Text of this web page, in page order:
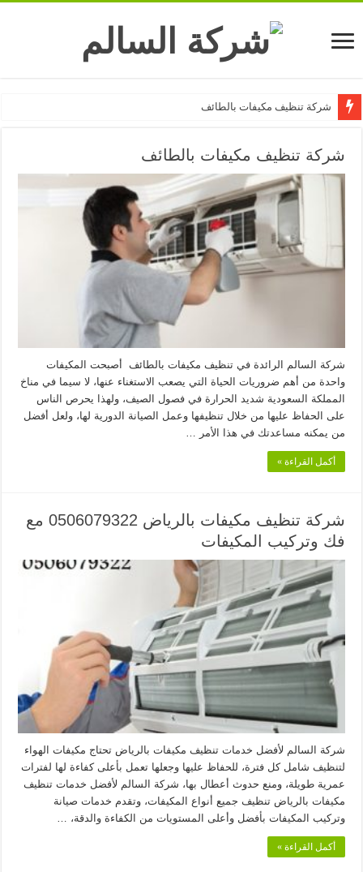
شركة تنظيف مكيفات بالطائف
شركة تنظيف مكيفات بالطائف
شركة السالم الرائدة في تنظيف مكيفات بالطائف أصبحت المكيفات
واحدة من أهم ضروريات الحياة التي يصعب الاستغناء عنها، لا سيما في مناخ
المملكة السعودية شديد الحرارة في فصول الصيف، ولهذا يحرص الناس
على الحفاظ عليها من خلال تنظيفها وعمل الصيانة الدورية لها، ولعل أفضل
من يمكنه مساعدتك في هذا الأمر …
أكمل القراءة »
شركة تنظيف مكيفات بالرياض 0506079322 مع
فك وتركيب المكيفات
شركة السالم لأفضل خدمات تنظيف مكيفات بالرياض تحتاج مكيفات الهواء
لتنظيف شامل كل فترة، للحفاظ عليها وجعلها تعمل بأعلى كفاءة لها لفترات
عمرية طويلة، ومنع حدوث أعطال بها، شركة السالم لأفضل خدمات تنظيف
مكيفات بالرياض تنظيف جميع أنواع المكيفات، وتقدم خدمات صيانة
وتركيب المكيفات بأفضل وأعلى المستويات من الكفاءة والدقة، …
أكمل القراءة »